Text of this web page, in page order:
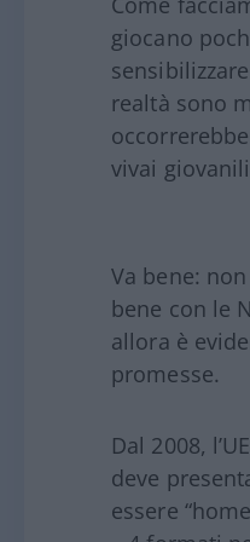
giocano
realtà sono
vivai
Va bene:
bene con le
allora è
promesse.
Dal 2008,
deve
essere